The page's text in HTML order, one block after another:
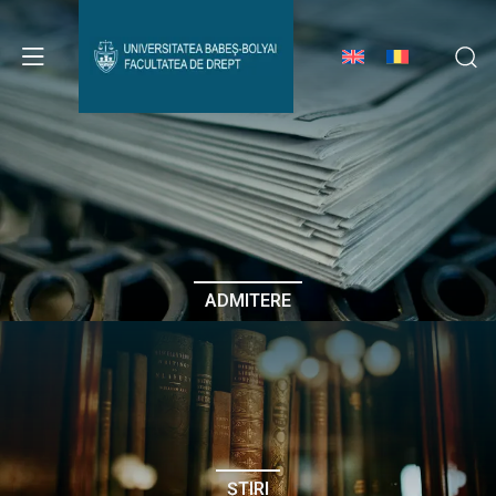
Avizier Studenți
Studii
Admitere
Erasmus & Internațional
Despre Facultate
ADMITERE
ȘTIRI